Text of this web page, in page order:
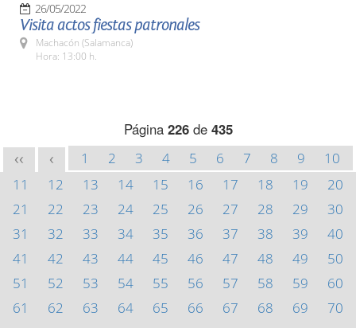
26/05/2022
Visita actos fiestas patronales
Machacón (Salamanca)
Hora: 13:00 h.
Página 226de 435
<< < 1 2 3 4 5 6 7 8 9
10
11
12 13 14 15 16 17 18 19
20
21
22 23 24 25 26 27 28 29
30
31
32 33 34 35 36 37 38 39
40
41
42 43 44 45 46 47 48 49
50
51
52 53 54 55 56 57 58 59
60
61
62 63 64 65 66 67 68 69
70